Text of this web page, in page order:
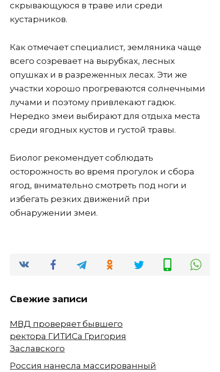
скрывающуюся в траве или среди
кустарников.
Как отмечает специалист, земляника чаще
всего созревает на вырубках, лесных
опушках и в разреженных лесах. Эти же
участки хорошо прогреваются солнечными
лучами и поэтому привлекают гадюк.
Нередко змеи выбирают для отдыха места
среди ягодных кустов и густой травы.
Биолог рекомендует соблюдать
осторожность во время прогулок и сбора
ягод, внимательно смотреть под ноги и
избегать резких движений при
обнаружении змеи.
Свежие записи
МВД проверяет бывшего
ректора ГИТИСа Григория
Заславского
Россия нанесла массированный